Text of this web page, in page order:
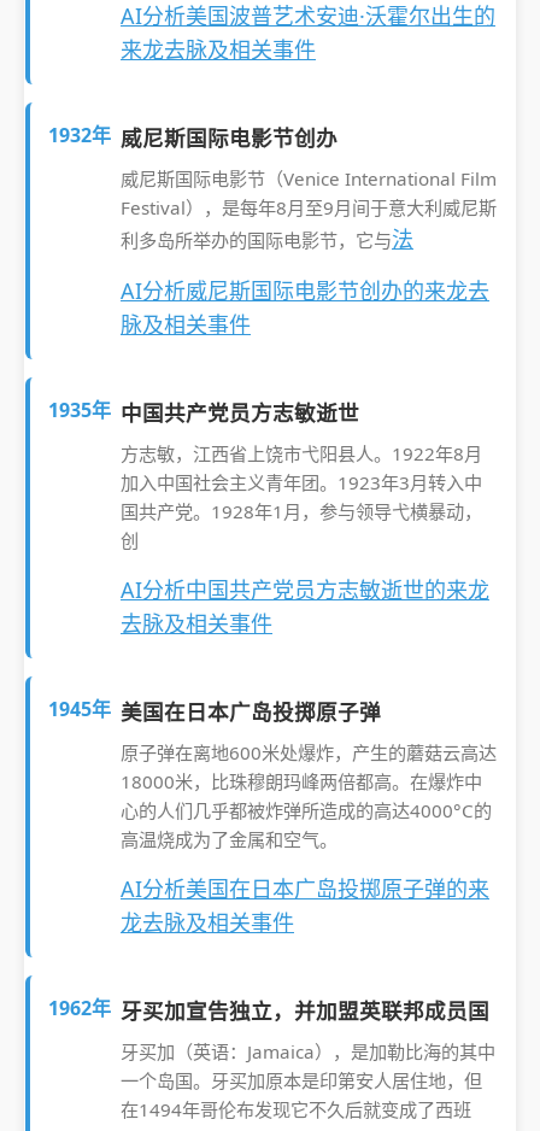
AI分析美国波普艺术安迪·沃霍尔出生的
来龙去脉及相关事件
1932年 威尼斯国际电影节创办
威尼斯国际电影节（Venice International Film
Festival），是每年8月至9月间于意大利威尼斯
利多岛所举办的国际电影节，它与法
AI分析威尼斯国际电影节创办的来龙去
脉及相关事件
1935年 中国共产党员方志敏逝世
方志敏，江西省上饶市弋阳县人。1922年8月
加入中国社会主义青年团。1923年3月转入中
国共产党。1928年1月，参与领导弋横暴动，
创
AI分析中国共产党员方志敏逝世的来龙
去脉及相关事件
1945年 美国在日本广岛投掷原子弹
原子弹在离地600米处爆炸，产生的蘑菇云高达
18000米，比珠穆朗玛峰两倍都高。在爆炸中
心的人们几乎都被炸弹所造成的高达4000°C的
高温烧成为了金属和空气。
AI分析美国在日本广岛投掷原子弹的来
龙去脉及相关事件
1962年 牙买加宣告独立，并加盟英联邦成员国
牙买加（英语：Jamaica），是加勒比海的其中
一个岛国。牙买加原本是印第安人居住地，但
在1494年哥伦布发现它不久后就变成了西班